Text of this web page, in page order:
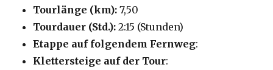
Tourlänge (km):7,50
Tourdauer (Std.): 2:15 (Stunden)
Etappe auf folgendem Fernweg:
Klettersteige auf der Tour: